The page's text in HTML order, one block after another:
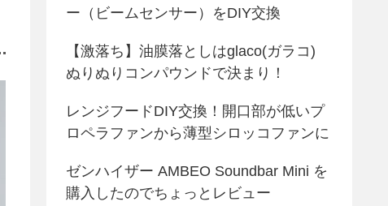
ー（ビームセンサー）をDIY交換
【激落ち】油膜落としはglaco(ガラコ)
ぬりぬりコンパウンドで決まり！
レンジフードDIY交換！開口部が低いプ
ロペラファンから薄型シロッコファンに
ゼンハイザー AMBEO Soundbar Mini を
購入したのでちょっとレビュー